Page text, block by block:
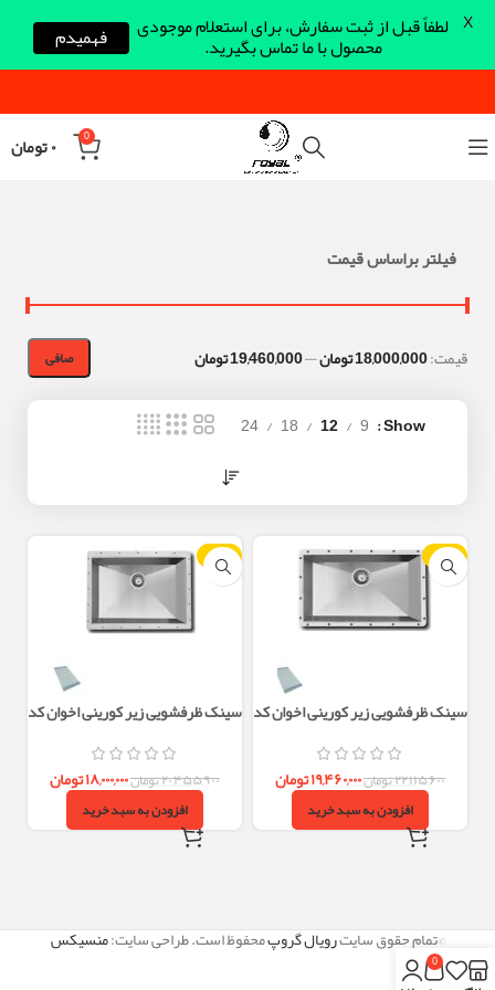
0 ۰تومان
فیلتر براساس قیمت
صافی قيمت:18,000,000 تومان —19,460,000 تومان
Show
9
12
18
24
-12%
سینک ظرفشویی زیر کورینی اخوان کد
۲۲,۱۱۵,۶۰۰تومان۱۹,۴۶۰,۰۰۰تومان
افزودن به سبد خرید
-12%
سینک ظرفشویی زیر کورینی اخوان کد
۲۰,۴۵۵,۹۰۰تومان۱۸,۰۰۰,۰۰۰تومان
افزودن به سبد خرید
©تمام حقوق سایترویال گروپمحفوظ است. طراحی سایت:منسیکس
لطفاً قبل از ثبت سفارش، برای استعلام موجودی
محصول با ما تماس بگیرید. فهمیدم X
0